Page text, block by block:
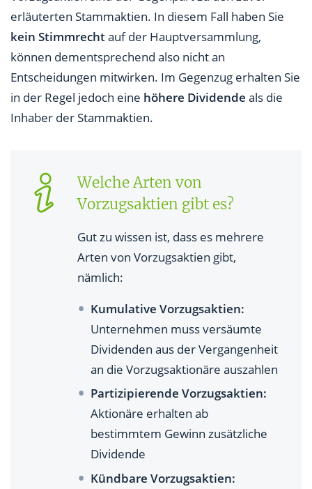
erläuterten Stammaktien. In diesem Fall haben Sie
kein Stimmrechtauf der Hauptversammlung,
können dementsprechend also nicht an
Entscheidungen mitwirken. Im Gegenzug erhalten Sie
in der Regel jedoch eine höhere Dividende als die
Inhaber der Stammaktien.
Welche Arten von
Vorzugsaktien gibt es?
Gut zu wissen ist, dass es mehrere
Arten von Vorzugsaktien gibt,
nämlich:
Kumulative Vorzugsaktien:
Unternehmen muss versäumte
Dividenden aus der Vergangenheit
an die Vorzugsaktionäre auszahlen
Partizipierende Vorzugsaktien:
Aktionäre erhalten ab
bestimmtem Gewinn zusätzliche
Dividende
Kündbare Vorzugsaktien: